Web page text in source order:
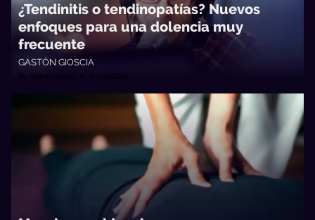
¿Tendinitis o tendinopatías? Nuevos
enfoques para una dolencia muy
frecuente
GASTÓN GIOSCIA
No Toquen Nada • 24/06/2026